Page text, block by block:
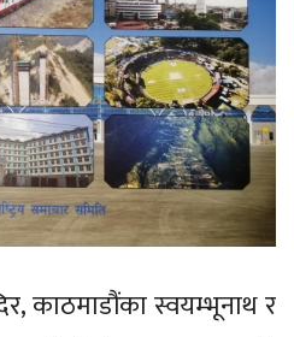
काठमाडौंका स्वयम्भूनाथ र